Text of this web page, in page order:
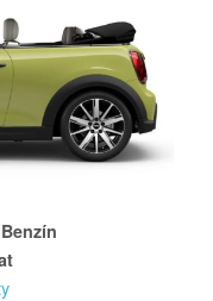
Benzín